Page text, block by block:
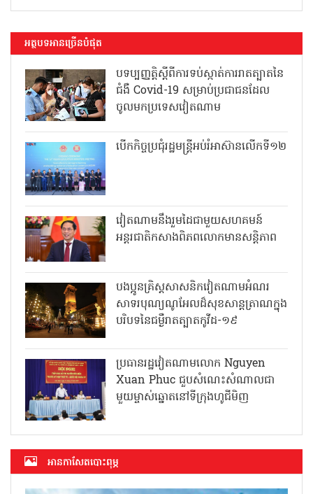
អត្ថបទអានច្រើនបំផុត
បទប្បញ្ញត្តិស្តីពីការទប់ស្កាត់ការរាតត្បាតនៃ
ជំងឺ Covid-19 សម្រាប់ប្រជាជនដែល
ចូលមកប្រទេសវៀតណាម
បើកកិច្ចប្រជុំរដ្ឋមន្ត្រីអប់រំអាស៊ានលើកទី១២
វៀតណាមនឹងរួមដៃជាមួយសហគមន៍
អន្តរជាតិកសាងពិភពលោកមានសន្តិភាព
បងប្អូនគ្រិស្តសាសនិកវៀតណាមអំណរ
សាទរបុណ្យណូអែលដ៏សុខសាន្តត្រាណក្នុង
បរិបទនៃជម្ងឺរាតត្បាតកូវីដ-១៩
ប្រធានរដ្ឋវៀតណាមលោក Nguyen
Xuan Phuc ជួបសំណេះសំណាលជា
មួយម្ចាស់ឆ្នោតនៅទីក្រុងហូជីមិញ
អាន​កាសែត​បោះពុម្ភ